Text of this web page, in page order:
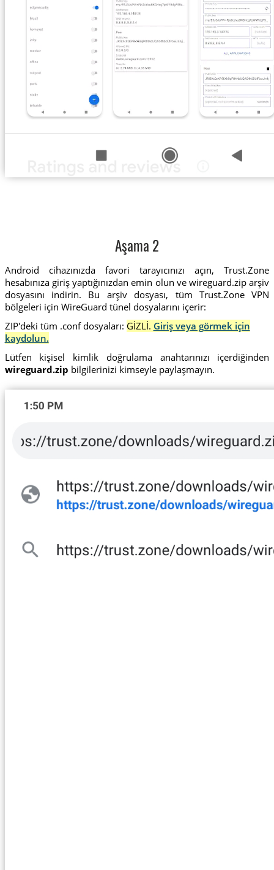
Aşama 2
Android cihazınızda favori tarayıcınızı açın, Trust.Zone
hesabınıza giriş yaptığınızdan emin olun ve wireguard.zip arşiv
dosyasını indirin. Bu arşiv dosyası, tüm Trust.Zone VPN
bölgeleri için WireGuard tünel dosyalarını içerir:
ZIP'deki tüm .conf dosyaları: GİZLİ. Giriş veya görmek için
kaydolun.
Lütfen kişisel kimlik doğrulama anahtarınızı içerdiğinden
wireguard.zip bilgilerinizi kimseyle paylaşmayın.